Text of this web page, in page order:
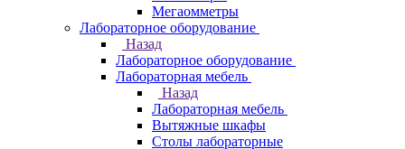
Мегаомметры
Лабораторное оборудование
Назад
Лабораторное оборудование
Лабораторная мебель
Назад
Лабораторная мебель
Вытяжные шкафы
Столы лабораторные